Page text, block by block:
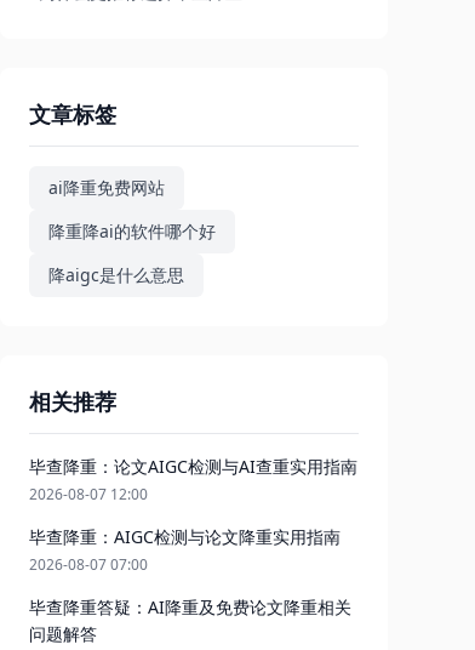
文章标签
ai降重免费网站
降重降ai的软件哪个好
降aigc是什么意思
相关推荐
毕查降重：论文AIGC检测与AI查重实用指南
2026-08-07 12:00
毕查降重：AIGC检测与论文降重实用指南
2026-08-07 07:00
毕查降重答疑：AI降重及免费论文降重相关
问题解答